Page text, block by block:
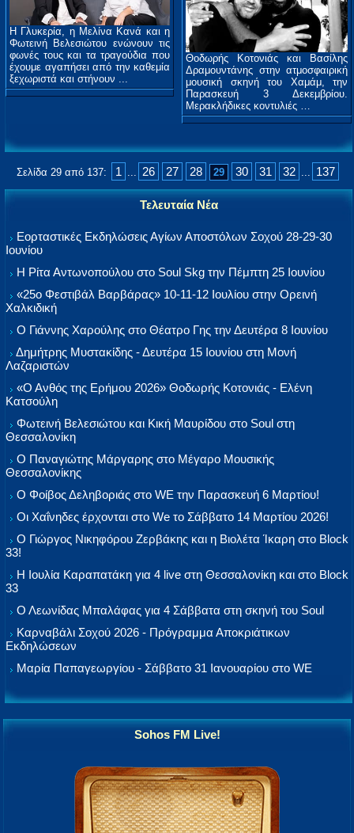
Η Γλυκερία, η Μελίνα Κανά και η
Φωτεινή Βελεσιώτου ενώνουν τις
φωνές τους και τα τραγούδια που
έχουμε αγαπήσει από την καθεμία
ξεχωριστά και στήνουν ...
Θοδωρής Κοτονιάς και Βασίλης
Δραμουντάνης στην ατμοσφαιρική
μουσική σκηνή του Χαμάμ, την
Παρασκευή 3 Δεκεμβρίου.
Μερακλήδικες κοντυλιές …
Σελίδα 29 από 137: 1 ... 26 27 28 29 30 31 32 ... 137
Τελευταία Νέα
Εορταστικές Εκδηλώσεις Αγίων Αποστόλων Σοχού 28-29-30
Ιουνίου
Η Ρίτα Αντωνοπούλου στο Soul Skg την Πέμπτη 25 Ιουνίου
«25ο Φεστιβάλ Βαρβάρας» 10-11-12 Ιουλίου στην Ορεινή
Χαλκιδική
Ο Γιάννης Χαρούλης στο Θέατρο Γης την Δευτέρα 8 Ιουνίου
Δημήτρης Μυστακίδης - Δευτέρα 15 Ιουνίου στη Μονή
Λαζαριστών
«Ο Ανθός της Ερήμου 2026» Θοδωρής Κοτονιάς - Ελένη
Κατσούλη
Φωτεινή Βελεσιώτου και Κική Μαυρίδου στο Soul στη
Θεσσαλονίκη
Ο Παναγιώτης Μάργαρης στο Μέγαρο Μουσικής
Θεσσαλονίκης
Ο Φοίβος Δεληβοριάς στο WE την Παρασκευή 6 Μαρτίου!
Οι Χαΐνηδες έρχονται στο We το Σάββατο 14 Μαρτίου 2026!
Ο Γιώργος Νικηφόρου Ζερβάκης και η Βιολέτα Ίκαρη στο Block
33!
Η Ιουλία Καραπατάκη για 4 live στη Θεσσαλονίκη και στο Block
33
Ο Λεωνίδας Μπαλάφας για 4 Σάββατα στη σκηνή του Soul
Καρναβάλι Σοχού 2026 - Πρόγραμμα Αποκριάτικων
Εκδηλώσεων
Μαρία Παπαγεωργίου - Σάββατο 31 Ιανουαρίου στο WE
Sohos FM Live!